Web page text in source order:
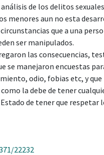
de los delitos
menores aun no esta
que a una
ser manipulados.
las consecuencias,
se manejaron encuestas
odio, fobias etc, y
la debe de tener
de tener que respetar
22232